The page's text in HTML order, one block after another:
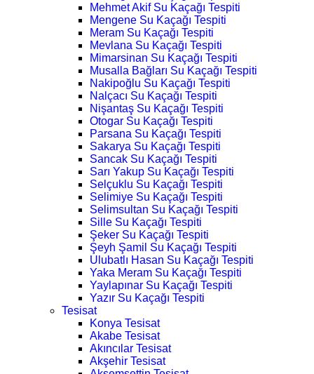
Mehmet Akif Su Kaçağı Tespiti
Mengene Su Kaçağı Tespiti
Meram Su Kaçağı Tespiti
Mevlana Su Kaçağı Tespiti
Mimarsinan Su Kaçağı Tespiti
Musalla Bağları Su Kaçağı Tespiti
Nakipoğlu Su Kaçağı Tespiti
Nalçacı Su Kaçağı Tespiti
Nişantaş Su Kaçağı Tespiti
Otogar Su Kaçağı Tespiti
Parsana Su Kaçağı Tespiti
Sakarya Su Kaçağı Tespiti
Sancak Su Kaçağı Tespiti
Sarı Yakup Su Kaçağı Tespiti
Selçuklu Su Kaçağı Tespiti
Selimiye Su Kaçağı Tespiti
Selimsultan Su Kaçağı Tespiti
Sille Su Kaçağı Tespiti
Şeker Su Kaçağı Tespiti
Şeyh Şamil Su Kaçağı Tespiti
Ulubatlı Hasan Su Kaçağı Tespiti
Yaka Meram Su Kaçağı Tespiti
Yaylapınar Su Kaçağı Tespiti
Yazır Su Kaçağı Tespiti
Tesisat
Konya Tesisat
Akabe Tesisat
Akıncılar Tesisat
Akşehir Tesisat